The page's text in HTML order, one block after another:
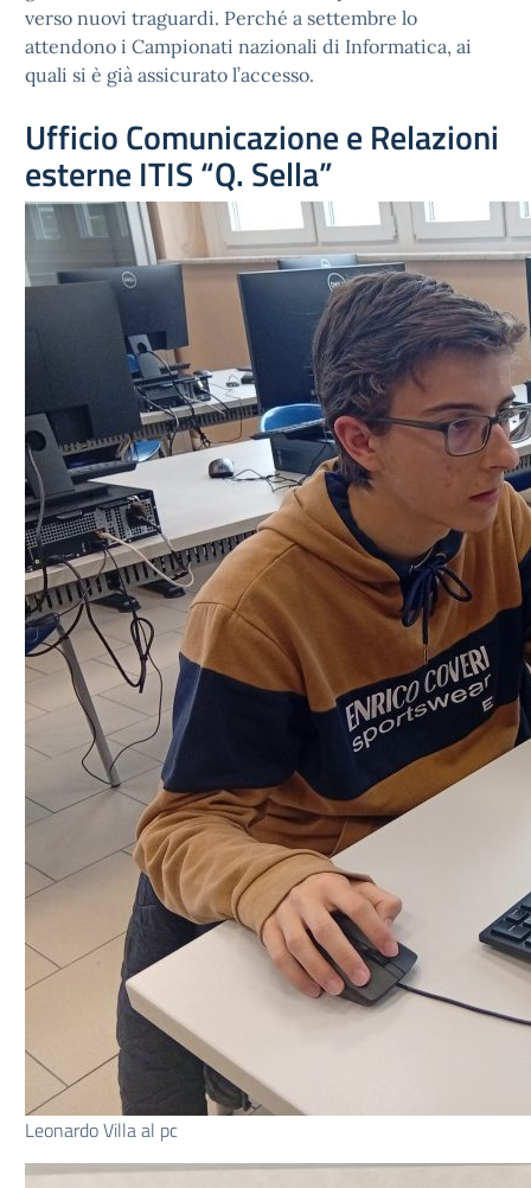
verso nuovi traguardi. Perché a settembre lo
attendono i Campionati nazionali di Informatica, ai
quali si è già assicurato l’accesso.
Ufficio Comunicazione e Relazioni
esterne ITIS “Q. Sella”
Leonardo Villa al pc